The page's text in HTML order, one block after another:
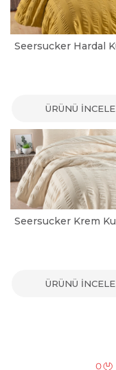
ÜRÜNÜ İNCELE
ÜRÜNÜ İNCELE